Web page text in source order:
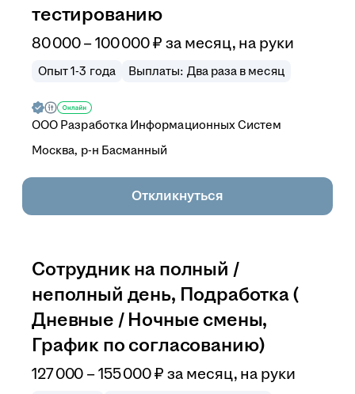
тестированию
80 000–100 000₽ за месяц, на руки
Опыт 1-3 года Выплаты: Два раза в месяц
ООО Разработка Информационных Систем
Москва, р-н Басманный
Откликнуться
Сотрудник на полный /
неполный день, Подработка (
Дневные / Ночные смены,
График по согласованию)
127 000 –155 000₽ за месяц, на руки